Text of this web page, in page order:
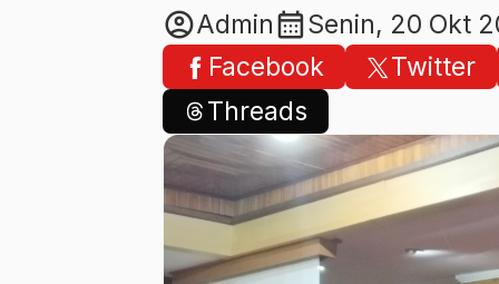
account_circleAdmincalendar_monthSenin, 20 Okt
Facebook
Twitter
Threads